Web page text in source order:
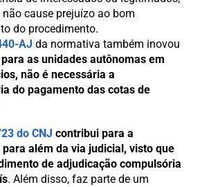
cause prejuízo ao bom
do procedimento.
AJ da normativa também inovou
para as unidades autônomas em
não é necessária a
do pagamento das cotas de
do CNJ contribui para a
além da via judicial, visto que
de adjudicação compulsória
. Além disso, faz parte de um